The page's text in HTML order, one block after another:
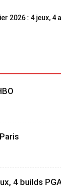
2026 : 4 jeux, 4
4 builds